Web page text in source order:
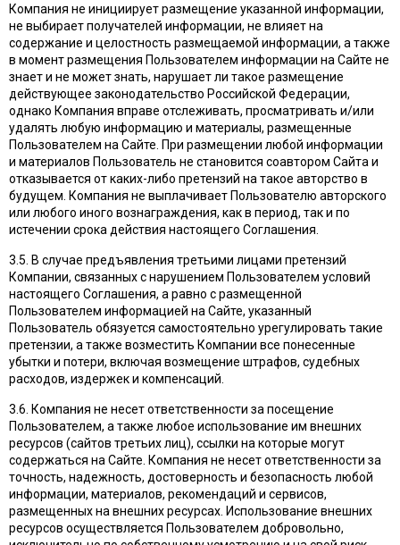
Компания не инициирует размещение указанной информации,
не выбирает получателей информации, не влияет на
содержание и целостность размещаемой информации, а также
в момент размещения Пользователем информации на Сайте не
знает и не может знать, нарушает ли такое размещение
действующее законодательство Российской Федерации,
однако Компания вправе отслеживать, просматривать и/или
удалять любую информацию и материалы, размещенные
Пользователем на Сайте. При размещении любой информации
и материалов Пользователь не становится соавтором Сайта и
отказывается от каких-либо претензий на такое авторство в
будущем. Компания не выплачивает Пользователю авторского
или любого иного вознаграждения, как в период, так и по
истечении срока действия настоящего Соглашения.
3.5. В случае предъявления третьими лицами претензий
Компании, связанных с нарушением Пользователем условий
настоящего Соглашения, а равно с размещенной
Пользователем информацией на Сайте, указанный
Пользователь обязуется самостоятельно урегулировать такие
претензии, а также возместить Компании все понесенные
убытки и потери, включая возмещение штрафов, судебных
расходов, издержек и компенсаций.
3.6. Компания не несет ответственности за посещение
Пользователем, а также любое использование им внешних
ресурсов (сайтов третьих лиц), ссылки на которые могут
содержаться на Сайте. Компания не несет ответственности за
точность, надежность, достоверность и безопасность любой
информации, материалов, рекомендаций и сервисов,
размещенных на внешних ресурсах. Использование внешних
ресурсов осуществляется Пользователем добровольно,